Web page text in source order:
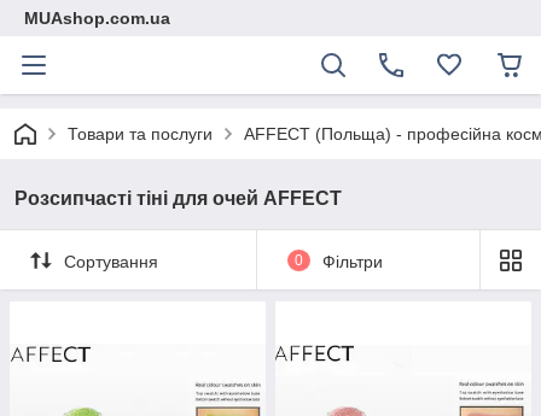
MUAshop.com.ua
Товари та послуги AFFECT (Польща) - професійна
Розсипчасті тіні для очей AFFECT
Сортування 0 Фільтри